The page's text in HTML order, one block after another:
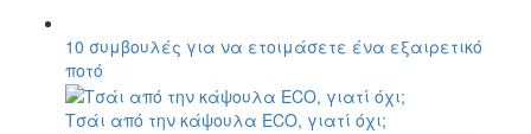
10 συμβουλές για να ετοιμάσετε ένα εξαιρετικό
ποτό
Τσάι από την κάψουλα ECO, γιατί όχι;